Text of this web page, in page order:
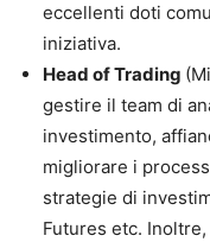
eccellenti doti
iniziativa.
Head of Trading
gestire il team di
investimento,
migliorare i
strategie di
Futures etc.